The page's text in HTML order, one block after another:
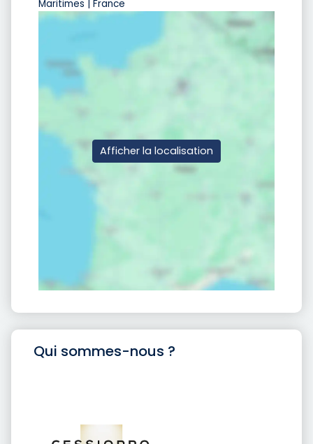
Maritimes | France
Afficher la localisation
Qui sommes-nous ?